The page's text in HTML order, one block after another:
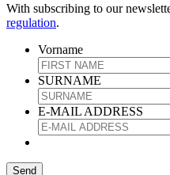
With subscribing to our
regulation.
Vorname
SURNAME
E-MAIL ADDRESS